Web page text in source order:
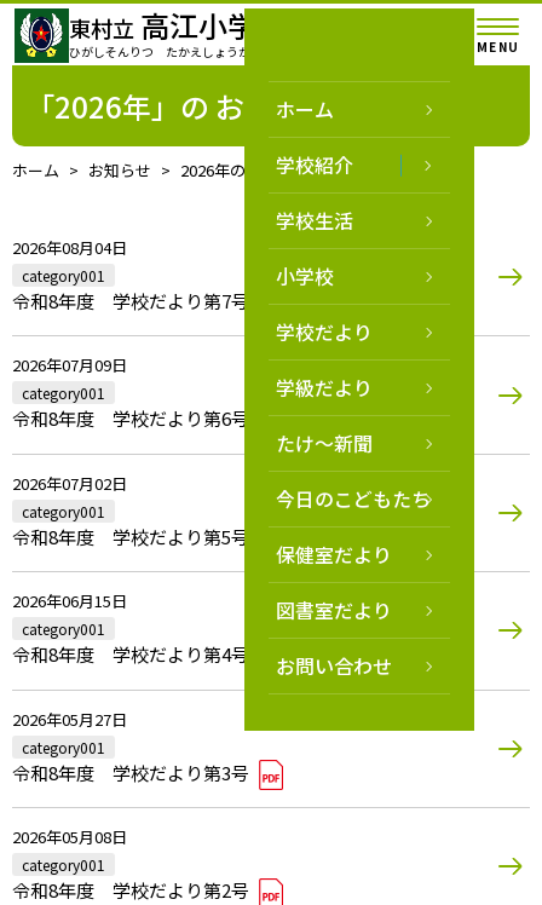
東村立 高江小学校
ひがしそんりつ たかえしょうがっこう
ホーム
学校紹介
学校生活
小学校
学校だより
学級だより
たけ～新聞
今日のこどもたち
保健室だより
図書室だより
お問い合わせ
MENU
「2026年」の お知らせ
ホーム お知らせ 2026年の記事一覧
2026年08月04日
category001
令和8年度 学校だより第7号
2026年07月09日
category001
令和8年度 学校だより第6号
2026年07月02日
category001
令和8年度 学校だより第5号
2026年06月15日
category001
令和8年度 学校だより第4号
2026年05月27日
category001
令和8年度 学校だより第3号
2026年05月08日
category001
令和8年度 学校だより第2号